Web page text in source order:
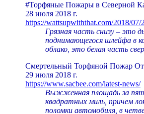
#Торфяные Пожары в Северной
28 июля 2018 г.
https://wattsupwiththat.com/2018/
Грязная часть снизу –
поднимающегося шлейфа в
облако, это белая часть
Смертельный Торфяной Пожар
29 июля 2018 г.
https://www.sacbee.com/latest-news/
Выжженная площадь за
квадратных миль, причем
поломки автомобиля, в